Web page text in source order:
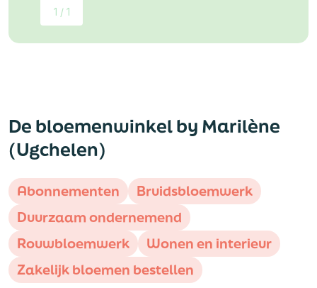
1 / 1
De bloemenwinkel by Marilène
(Ugchelen)
Abonnementen
Bruidsbloemwerk
Duurzaam ondernemend
Rouwbloemwerk
Wonen en interieur
Zakelijk bloemen bestellen